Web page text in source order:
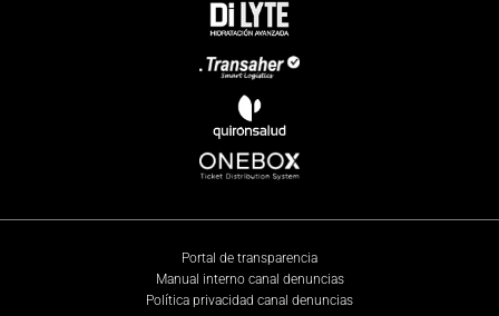
Portal de transparencia
Manual interno canal denuncias
Política privacidad canal denuncias